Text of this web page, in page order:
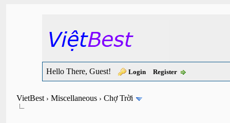
Hello There, Guest! Login Register
VietBest›Miscellaneous ›Chợ Trời